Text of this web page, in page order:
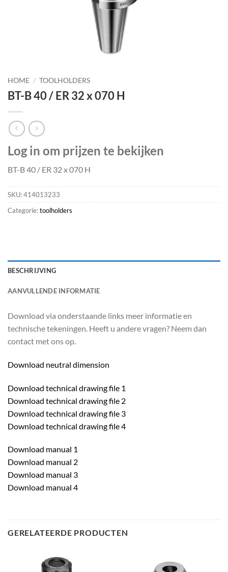
HOME / TOOLHOLDERS
BT-B 40 / ER 32 x 070 H
Log in om prijzen te bekijken
BT-B 40 / ER 32 x 070 H
SKU:414013233
Categorie:toolholders
BESCHRIJVING
AANVULLENDE INFORMATIE
Download via onderstaande links meer informatie en
technische tekeningen. Heeft u andere vragen? Neem dan
contact met ons op.
Download neutral dimension
Download technical drawing file 1
Download technical drawing file 2
Download technical drawing file 3
Download technical drawing file 4
Download manual 1
Download manual 2
Download manual 3
Download manual 4
GERELATEERDE PRODUCTEN